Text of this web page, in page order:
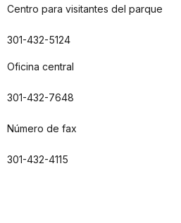
Centro para visitantes del parque
301-432-5124
Oficina central
301-432-7648
Número de fax
301-432-4115